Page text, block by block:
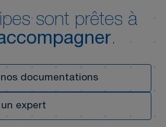
sont prêtes à
.
documentations
expert